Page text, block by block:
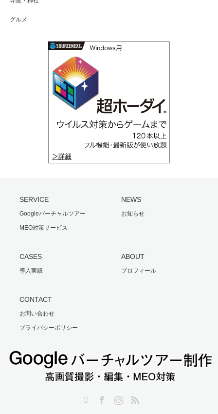
グルメ
SERVICE
Googleバーチャルツアー
MEO対策サービス
NEWS
お知らせ
CASES
導入実績
ABOUT
プロフィール
CONTACT
お問い合わせ
プライバシーポリシー